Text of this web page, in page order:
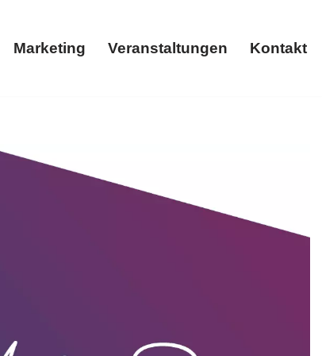
Marketing Veranstaltungen Kontakt